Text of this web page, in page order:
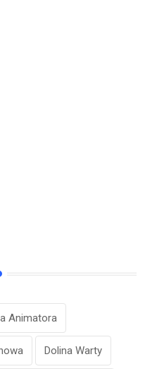
Animatora
Dolina Warty